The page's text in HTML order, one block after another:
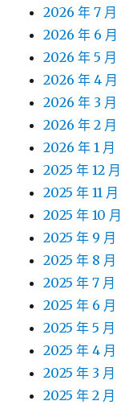
2026 年 7 月
2026 年 6 月
2026 年 5 月
2026 年 4 月
2026 年 3 月
2026 年 2 月
2026 年 1 月
2025 年 12 月
2025 年 11 月
2025 年 10 月
2025 年 9 月
2025 年 8 月
2025 年 7 月
2025 年 6 月
2025 年 5 月
2025 年 4 月
2025 年 3 月
2025 年 2 月